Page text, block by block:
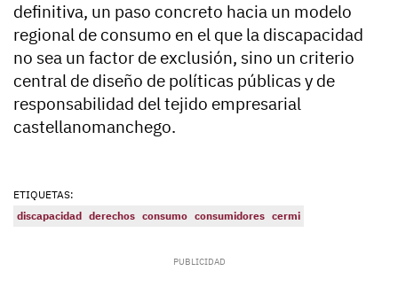
definitiva, un paso concreto hacia un modelo
regional de consumo en el que la discapacidad
no sea un factor de exclusión, sino un criterio
central de diseño de políticas públicas y de
responsabilidad del tejido empresarial
castellanomanchego.
ETIQUETAS:
discapacidad derechos consumo consumidores cermi